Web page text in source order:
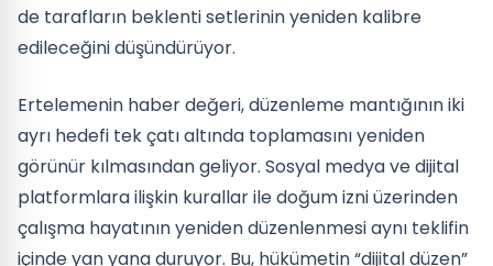
de tarafların beklenti setlerinin yeniden kalibre
edileceğini düşündürüyor.
Ertelemenin haber değeri, düzenleme mantığının iki
ayrı hedefi tek çatı altında toplamasını yeniden
görünür kılmasından geliyor. Sosyal medya ve dijital
platformlara ilişkin kurallar ile doğum izni üzerinden
çalışma hayatının yeniden düzenlenmesi aynı teklifin
içinde yan yana duruyor. Bu, hükümetin “dijital düzen”